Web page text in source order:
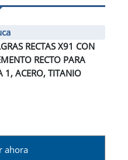
RECTAS X91 CON
RECTO PARA
1, ACERO, TITANIO
ahora